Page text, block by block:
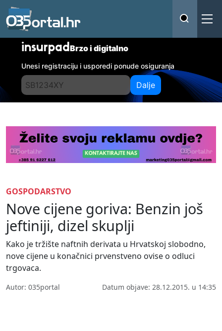
insurpadBrzo i digitalno
Unesi registraciju i usporedi ponude osiguranja
Dalje
GOSPODARSTVO
Nove cijene goriva: Benzin još
jeftiniji, dizel skuplji
Kako je tržište naftnih derivata u Hrvatskoj slobodno,
nove cijene u konačnici prvenstveno ovise o odluci
trgovaca.
Autor: 035portal Datum objave: 28.12.2015. u 14:35